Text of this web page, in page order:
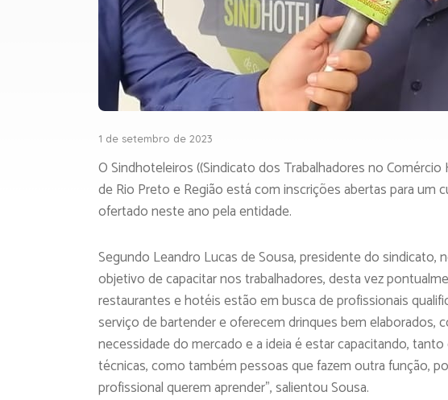
1 de setembro de 2023
O Sindhoteleiros ((Sindicato dos Trabalhadores no
de Rio Preto e Região está com inscrições abertas para um
ofertado neste ano pela entidade.
Segundo Leandro Lucas de Sousa, presidente do
objetivo de capacitar nos trabalhadores, desta vez
restaurantes e hotéis estão em busca de profissionais
serviço de bartender e oferecem drinques bem elaborados,
necessidade do mercado e a ideia é estar capacitando,
técnicas, como também pessoas que fazem outra função,
profissional querem aprender”, salientou Sousa.